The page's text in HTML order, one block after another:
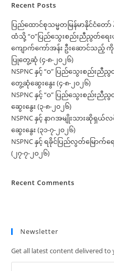
Recent Posts
ပြည်ထောင်စုသမ္မတမြန်မာနိုင်ငံတေ
ထံသို့ “ဝ”ပြည်သွေးစည်းညီညွတ်ရေးပ
ကျောက်ကော်အန်း ဦးဆောင်သည့်
ပြုတွေ့ဆုံ (၄-၈-၂၀၂၆)
NSPNC နှင့် “ဝ” ပြည်သွေးစည်းညီ
တွေ့ဆုံဆွေးနွေး (၄-၈-၂၀၂၆)
NSPNC နှင့် “ဝ” ပြည်သွေးစည်းညီ
ဆွေးနွေး (၃-၈-၂၀၂၆)
NSPNC နှင့် နာဂအမျိုးသားဆိုရှယ်
ဆွေးနွေး (၃၁-၇-၂၀၂၆)
NSPNC နှင့် ရခိုင်ပြည်လွတ်မြောက်
(၂၇-၇-၂၀၂၆)
Recent Comments
Newsletter
Get all latest content delivered